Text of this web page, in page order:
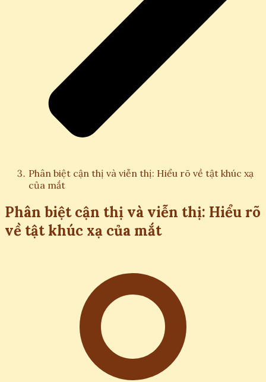
Phân biệt cận thị và viễn thị: Hiểu rõ về tật khúc xạ
của mắt
Phân biệt cận thị và viễn thị: Hiểu rõ
về tật khúc xạ của mắt